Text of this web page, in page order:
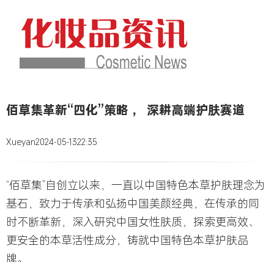
佰草集革新“四化”策略 ， 深耕高端护肤赛道
Xueyan2024-05-1322:35
“佰草集”自创立以来，一直以中国特色本草护肤理念为
基石，致力于传承和弘扬中国美颜经典，在传承的同
时不断革新，深入研究中国女性肤质，探索更高效、
更安全的本草活性成分，铸就中国特色本草护肤品
牌。